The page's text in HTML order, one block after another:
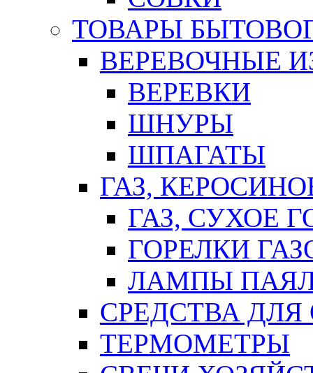
ТОВАРЫ
ВЕРЕВОЧНЫЕ
ВЕРЕВКИ
ШНУРЫ
ШПАГАТЫ
ГАЗ,
ГАЗ, СУХОЕ
ГОРЕЛКИ
ЛАМПЫ
СРЕДСТВА
ТЕРМОМЕТРЫ